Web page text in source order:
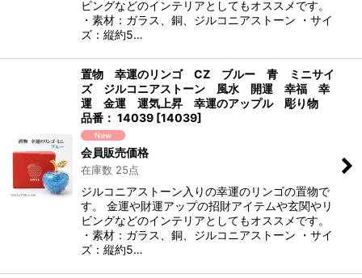
ビングなどのインテリアとしてもオススメです。
・素材：ガラス、銅、ジルコニアストーン ・サイ
ズ：縦約5…
置物 幸運のリンゴ CZ ブルー 青 ミニサイ
ズ ジルコニアストーン 風水 開運 幸福 幸
運 金運 運気上昇 幸運のアップル 彫り物
品番： 14039 [14039]
会員販売価格
在庫数 25点
ジルコニアストーン入りの幸運のリンゴの置物で
す。 金運や財運アップの招財アイテムや玄関やリ
ビングなどのインテリアとしてもオススメです。
・素材：ガラス、銅、ジルコニアストーン ・サイ
ズ：縦約5…